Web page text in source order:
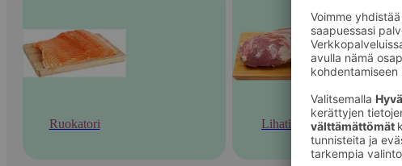
Ruokatori Lihatiski